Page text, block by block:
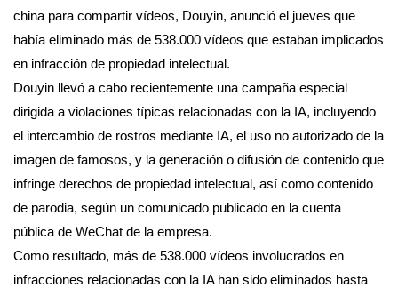
china para compartir vídeos, Douyin, anunció el jueves que
había eliminado más de 538.000 vídeos que estaban implicados
en infracción de propiedad intelectual.
Douyin llevó a cabo recientemente una campaña especial
dirigida a violaciones típicas relacionadas con la IA, incluyendo
el intercambio de rostros mediante IA, el uso no autorizado de la
imagen de famosos, y la generación o difusión de contenido que
infringe derechos de propiedad intelectual, así como contenido
de parodia, según un comunicado publicado en la cuenta
pública de WeChat de la empresa.
Como resultado, más de 538.000 vídeos involucrados en
infracciones relacionadas con la IA han sido eliminados hasta